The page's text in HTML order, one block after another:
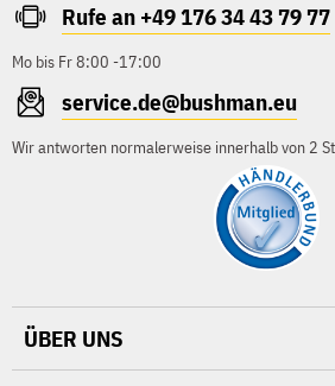
Rufe an +49 176 34 43 79 77
Mo bis Fr 8:00 -17:00
service.de@bushman.eu
Wir antworten normalerweise innerhalb von 2
ÜBER UNS